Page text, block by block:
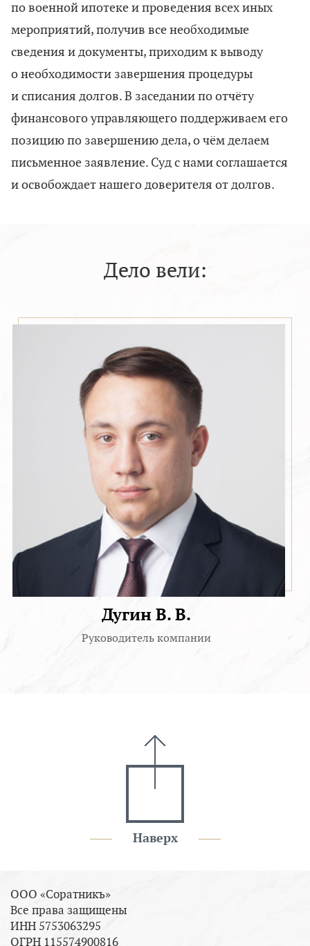
по военной ипотеке и проведения всех иных
мероприятий, получив все необходимые
сведения и документы, приходим к выводу
о необходимости завершения процедуры
и списания долгов. В заседании по отчёту
финансового управляющего поддерживаем его
позицию по завершению дела, о чём делаем
письменное заявление. Суд с нами соглашается
и освобождает нашего доверителя от долгов.
Дело вели:
Дугин В. В.
Руководитель компании
Наверх
ООО «Соратникъ»
Все права защищены
ИНН 5753063295
ОГРН 115574900816